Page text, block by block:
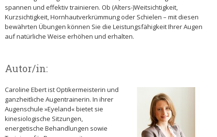
spannen und effektiv trainieren. Ob (Alters-)Weit­sich­tigkeit,
Kurzsichtigkeit, Hornhautverkrümmung oder Schie­­len – mit diesen
bewährten Übungen können Sie die Leistungsfähigkeit Ihrer Augen
auf natürliche Weise erhöhen und erhalten.
Autor/in:
Caroline Ebert ist Optikermeisterin und
ganzheitliche Augentrainerin. In ihrer
Augenschule »Eyeland« bietet sie
kinesiologische Sitzungen,
energetische Behandlungen sowie